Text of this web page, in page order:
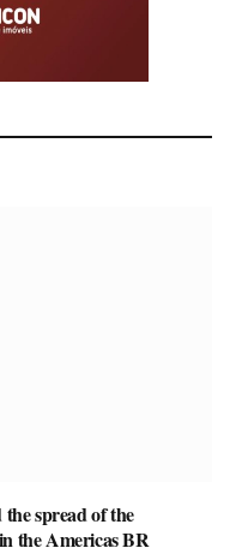
spread of the
the Americas BR